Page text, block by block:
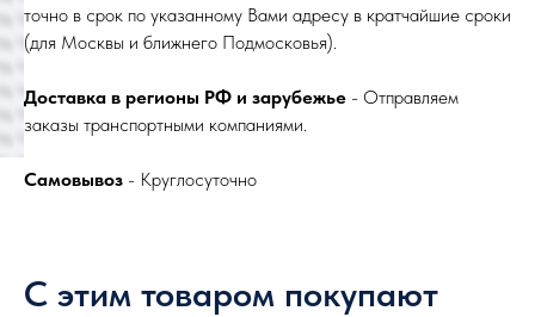
точно в срок по указанному Вами адресу в кратчайшие сроки
(для Москвы и ближнего Подмосковья).
Доставка в регионы РФ и зарубежье - Отправляем
заказы транспортными компаниями.
Самовывоз - Круглосуточно
С этим товаром покупают